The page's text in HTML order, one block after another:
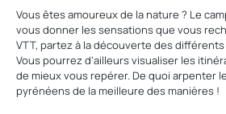
Vous êtes amoureux de la nature ? Le
vous donner les sensations que vous
VTT, partez à la découverte des différents
Vous pourrez d’ailleurs visualiser les
de mieux vous repérer. De quoi arpenter
pyrénéens de la meilleure des manières !